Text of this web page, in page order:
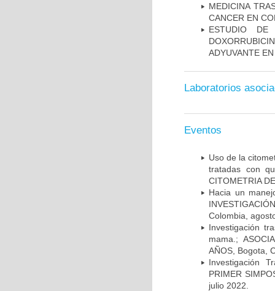
MEDICINA
CANCER EN
ESTUDIO DE
ADYUVANTE
Laboratorios
Eventos
Uso de la
tratadas con
CITOMETRIA
Hacia un
Colombia,
Investigación
mama.;
AÑOS, Bogota,
Investigación
PRIMER
julio 2022.